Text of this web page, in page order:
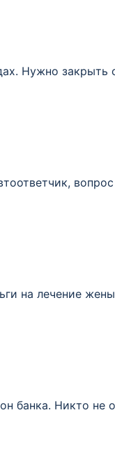
Нужно закрыть
на лечение
банка. Никто не